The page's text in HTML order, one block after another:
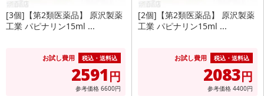
[3個]【第2類医薬品】 原沢製薬
工業 パピナリン15ml ...
お試し費用 税込・送料込
2591円
参考価格 6600円
[2個]【第2類医薬品】 原沢製薬
工業 パピナリン15ml ...
お試し費用 税込・送料込
2083円
参考価格 4400円